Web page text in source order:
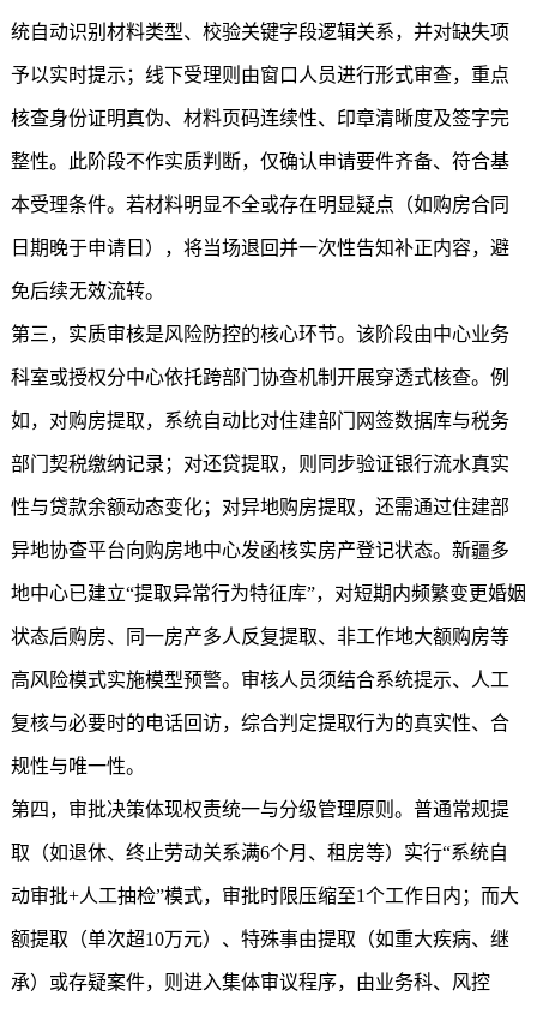
统自动识别材料类型、校验关键字段逻辑关系，并对缺失项
予以实时提示；线下受理则由窗口人员进行形式审查，重点
核查身份证明真伪、材料页码连续性、印章清晰度及签字完
整性。此阶段不作实质判断，仅确认申请要件齐备、符合基
本受理条件。若材料明显不全或存在明显疑点（如购房合同
日期晚于申请日），将当场退回并一次性告知补正内容，避
免后续无效流转。
第三，实质审核是风险防控的核心环节。该阶段由中心业务
科室或授权分中心依托跨部门协查机制开展穿透式核查。例
如，对购房提取，系统自动比对住建部门网签数据库与税务
部门契税缴纳记录；对还贷提取，则同步验证银行流水真实
性与贷款余额动态变化；对异地购房提取，还需通过住建部
异地协查平台向购房地中心发函核实房产登记状态。新疆多
地中心已建立“提取异常行为特征库”，对短期内频繁变更婚姻
状态后购房、同一房产多人反复提取、非工作地大额购房等
高风险模式实施模型预警。审核人员须结合系统提示、人工
复核与必要时的电话回访，综合判定提取行为的真实性、合
规性与唯一性。
第四，审批决策体现权责统一与分级管理原则。普通常规提
取（如退休、终止劳动关系满6个月、租房等）实行“系统自
动审批+人工抽检”模式，审批时限压缩至1个工作日内；而大
额提取（单次超10万元）、特殊事由提取（如重大疾病、继
承）或存疑案件，则进入集体审议程序，由业务科、风控